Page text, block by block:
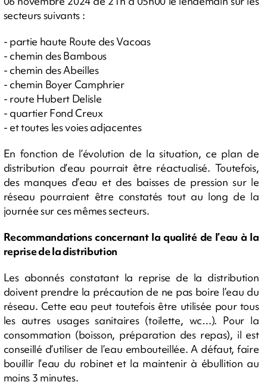
secteurs suivants :
- partie haute Route des Vacoas
- chemin des Bambous
- chemin des Abeilles
- chemin Boyer Camphrier
- route Hubert Delisle
- quartier Fond Creux
- et toutes les voies adjacentes
En fonction de l’évolution de la situation, ce plan de
distribution d’eau pourrait être réactualisé. Toutefois,
des manques d’eau et des baisses de pression sur le
réseau pourraient être constatés tout au long de la
journée sur ces mêmes secteurs.
Recommandations concernant la qualité de l’eau à la
reprise de la distribution
Les abonnés constatant la reprise de la distribution
doivent prendre la précaution de ne pas boire l’eau du
réseau. Cette eau peut toutefois être utilisée pour tous
les autres usages sanitaires (toilette, wc…). Pour la
consommation (boisson, préparation des repas), il est
conseillé d’utiliser de l’eau embouteillée. A défaut, faire
bouillir l’eau du robinet et la maintenir à ébullition au
moins 3 minutes.